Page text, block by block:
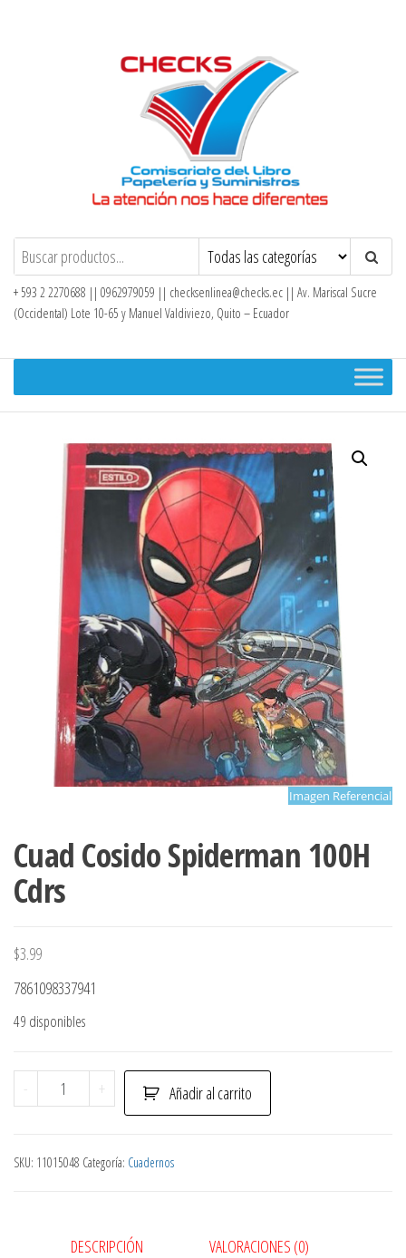
Checks – Tienda en Línea
+ 593 2 2270688 || 0962979059 || checksenlinea@checks.ec || Av. Mariscal Sucre
(Occidental) Lote 10-65 y Manuel Valdiviezo, Quito – Ecuador
Imagen Referencial
Cuad Cosido Spiderman 100H
Cdrs
$3.99
7861098337941
49 disponibles
-
Cuad
Cosido
100H
+ Añadir al carrito
SKU: 11015048 Categoría: Cuadernos
DESCRIPCIÓN VALORACIONES (0)